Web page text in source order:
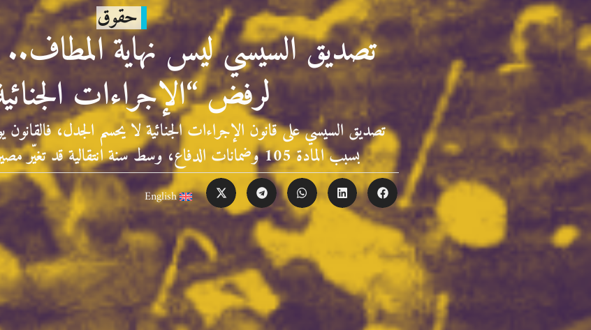
حقوق
تصديق السيسي ليس نهاية
لرفض “الإجراءات
تصديق السيسي على قانون الإجراءات الجنائية لا يحسم الجدل،
بسبب المادة 105 وضمانات الدفاع، وسط سنة انتقالية قد تغيّر مصيره قبل أكتوبر 2026
English